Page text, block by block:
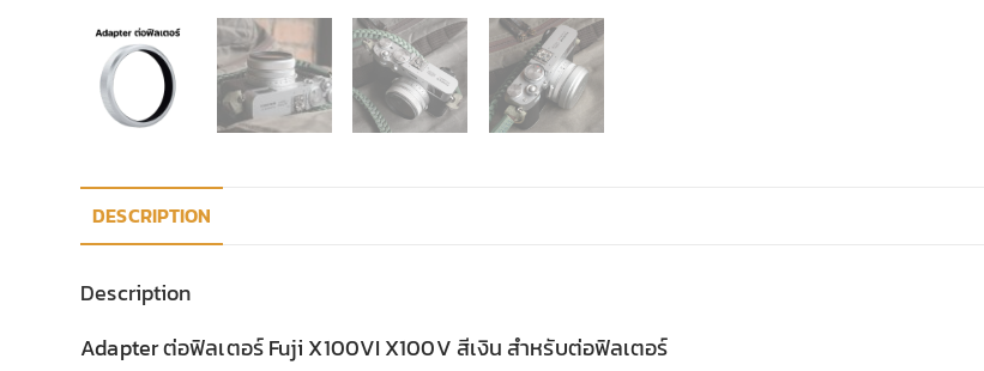
DESCRIPTION
Description
Adapter ต่อฟิลเตอร์ Fuji X100VI X100V สีเงิน สำหรับต่อฟิลเตอร์